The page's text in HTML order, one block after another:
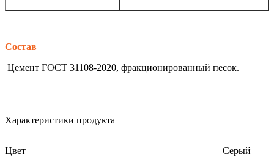
Состав
Цемент ГОСТ 31108-2020, фракционированный песок.
Характеристики продукта
Цвет Серый